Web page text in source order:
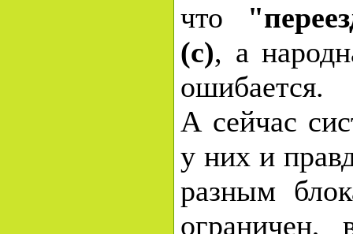
что
(с), а
ошибается.
А сейчас
у них и
разным
ограничен,